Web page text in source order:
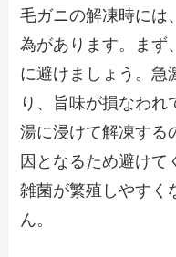
毛ガニの解凍時には
為があります。まず
に避けましょう。急
り、旨味が損なわれ
湯に浸けて解凍する
因となるため避けて
雑菌が繁殖しやすく
ん。